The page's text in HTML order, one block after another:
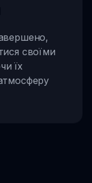
своїми
їх